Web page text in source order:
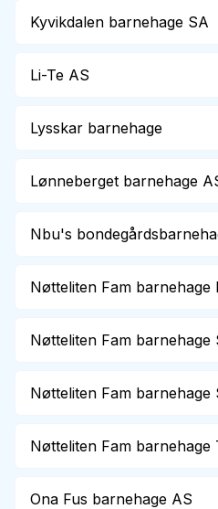
Kyvikdalen barnehage SA
Li-Te AS
Lysskar barnehage
Lønneberget barnehage
Nbu's
Nøtteliten Fam barnehage
Nøtteliten Fam barnehage
Nøtteliten Fam barnehage
Nøtteliten Fam barnehage
Ona Fus barnehage AS